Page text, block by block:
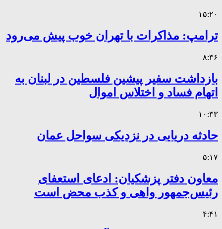
۱۵:۲۰
ترامپ: مذاکرات با تهران خوب پیش می‌رود
۸:۳۶
بازداشت سفیر پیشین فلسطین در لبنان به
اتهام فساد و اختلاس اموال
۱۰:۳۳
حادثه دریایی در نزدیکی سواحل عمان
۵:۱۷
معاون دفتر پزشکیان: ادعای استعفای
رئیس‌جمهور واهی و کذب محض است
۴:۴۱